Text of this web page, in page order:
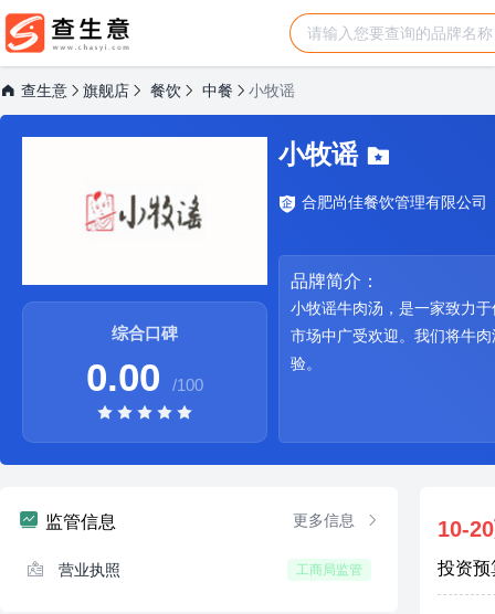
查生意 旗舰店 餐饮 中餐 小牧谣
综合口碑
0.00 /100
小牧谣
合肥尚佳餐饮管理有限公司
品牌简介：
小牧谣牛肉汤，是一家致力
市场中广受欢迎。我们将牛
验。
监管信息 更多信息
营业执照 工商局监管
10-
投资预